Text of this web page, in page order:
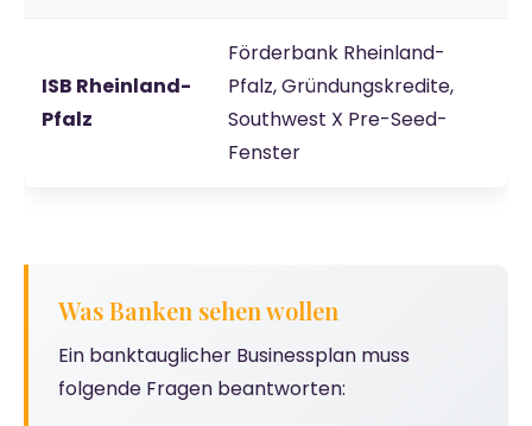
ISB Rheinland-
Pfalz
Förderbank Rheinland-
Pfalz, Gründungskredite,
Southwest X Pre-Seed-
Fenster
Was Banken sehen wollen
Ein banktauglicher Businessplan muss
folgende Fragen beantworten: